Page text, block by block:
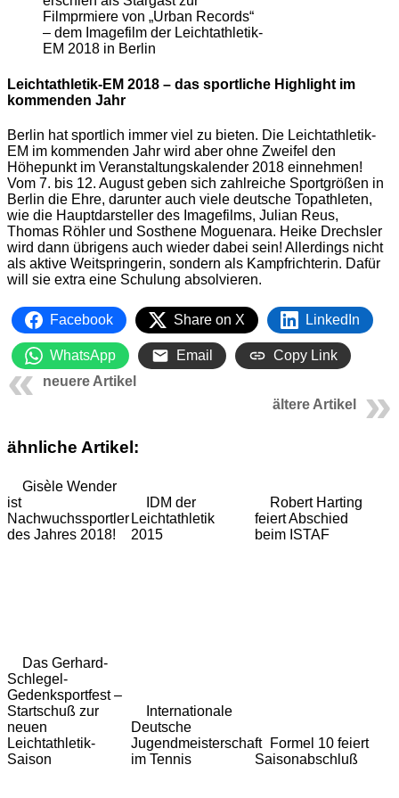
Filmprmiere von „Urban Records“
– dem Imagefilm der Leichtathletik-
EM 2018 in Berlin
Leichtathletik-EM 2018 – das sportliche Highlight im
kommenden Jahr
Berlin hat sportlich immer viel zu bieten. Die Leichtathletik-
EM im kommenden Jahr wird aber ohne Zweifel den
Höhepunkt im Veranstaltungskalender 2018 einnehmen!
Vom 7. bis 12. August geben sich zahlreiche Sportgrößen in
Berlin die Ehre, darunter auch viele deutsche Topathleten,
wie die Hauptdarsteller des Imagefilms, Julian Reus,
Thomas Röhler und Sosthene Moguenara. Heike Drechsler
wird dann übrigens auch wieder dabei sein! Allerdings nicht
als aktive Weitspringerin, sondern als Kampfrichterin. Dafür
will sie extra eine Schulung absolvieren.
Facebook Share on X LinkedIn
WhatsApp Email
Copy Link
neuere Artikel
ältere Artikel
ähnliche Artikel:
Gisèle Wender
ist
Nachwuchssportler
des Jahres 2018!
IDM der
Leichtathletik
2015
Robert Harting
feiert Abschied
beim ISTAF
Das Gerhard-
Schlegel-
Gedenksportfest –
Startschuß zur
neuen
Leichtathletik-
Saison
Internationale
Deutsche
Jugendmeisterschaft
im Tennis
Formel 10 feiert
Saisonabschluß